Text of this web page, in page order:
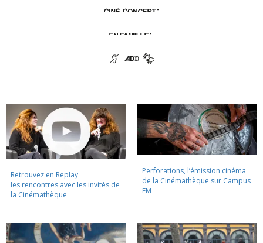
Retrouvez en Replay
les rencontres avec les invités de
la Cinémathèque
Perforations, l’émission cinéma
de la Cinémathèque sur Campus
FM